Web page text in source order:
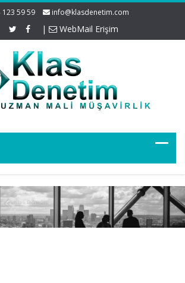
59 59 info@klasdenetim.com
| WebMail Erişim